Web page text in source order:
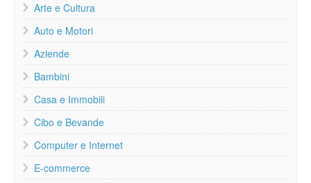
Arte e Cultura
Auto e Motori
Aziende
Bambini
Casa e Immobili
Cibo e Bevande
Computer e Internet
E-commerce